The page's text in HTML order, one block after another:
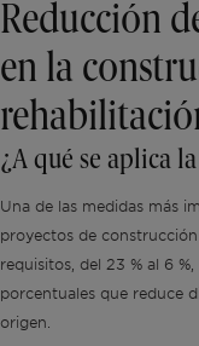
Reducción
en la
¿A qué se aplica
Una de las medidas más
proyectos de
requisitos, del 23 % al 6
porcentuales que reduce
origen.